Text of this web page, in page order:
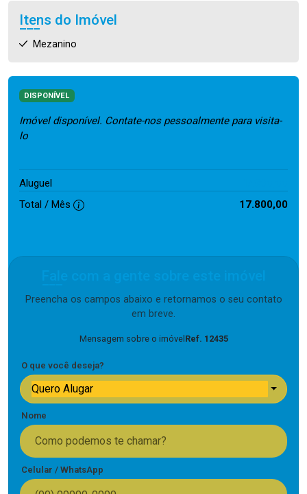
Itens do Imóvel
Mezanino
DISPONÍVEL
Imóvel disponível. Contate-nos pessoalmente para visita-
lo
Aluguel
Total / Mês 17.800,00
Preencha os campos abaixo e retornamos o seu contato
em breve.
Mensagem sobre o imóvelRef. 12435
O que você deseja?
Quero Alugar
Nome
Celular / WhatsApp